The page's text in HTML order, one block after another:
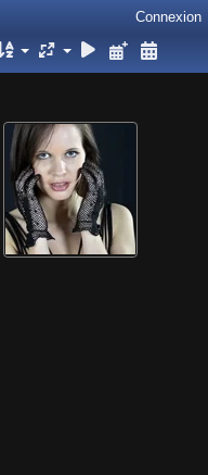
Connexion